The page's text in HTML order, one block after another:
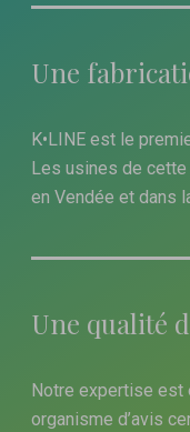
Une
K•LINE est le
Les usines de
en Vendée et dans
Une qualité
Notre expertise est
organisme d’avis